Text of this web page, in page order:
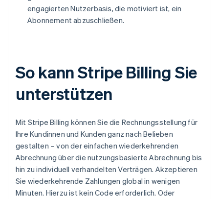
engagierten Nutzerbasis, die motiviert ist, ein
Abonnement abzuschließen.
So kann Stripe Billing Sie
unterstützen
Mit Stripe Billing können Sie die Rechnungsstellung für
Ihre Kundinnen und Kunden ganz nach Belieben
gestalten – von der einfachen wiederkehrenden
Abrechnung über die nutzungsbasierte Abrechnung bis
hin zu individuell verhandelten Verträgen. Akzeptieren
Sie wiederkehrende Zahlungen global in wenigen
Minuten. Hierzu ist kein Code erforderlich. Oder